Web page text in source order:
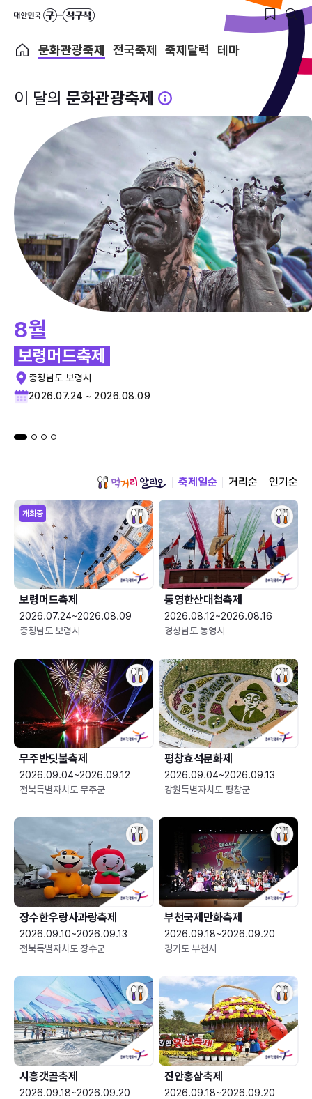
문화관광축제 전국축제 축제달력 테마
이 달의 문화관광축제
8월
보령머드축제
충청남도 보령시
2026.07.24 ~ 2026.08.09
축제일순 거리순 인기순
개최중
보령머드축제
2026.07.24~2026.08.09
충청남도 보령시
통영한산대첩축제
2026.08.12~2026.08.16
경상남도 통영시
무주반딧불축제
2026.09.04~2026.09.12
전북특별자치도 무주군
평창효석문화제
2026.09.04~2026.09.13
강원특별자치도 평창군
장수한우랑사과랑축제
2026.09.10~2026.09.13
전북특별자치도 장수군
부천국제만화축제
2026.09.18~2026.09.20
경기도 부천시
시흥갯골축제
2026.09.18~2026.09.20
진안홍삼축제
2026.09.18~2026.09.20